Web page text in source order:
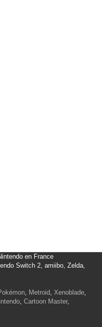
en France
Switch 2, amiibo, Zelda,
, Metroid, Xenoblade,
, Cartoon Master,